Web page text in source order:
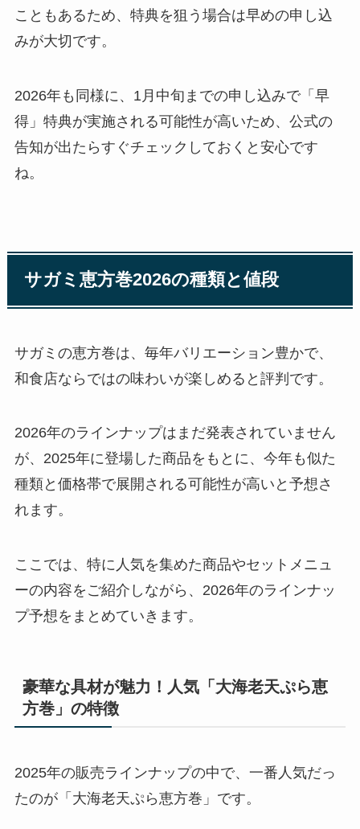
こともあるため、特典を狙う場合は早めの申し込
みが大切です。
2026年も同様に、1月中旬までの申し込みで「早
得」特典が実施される可能性が高いため、公式の
告知が出たらすぐチェックしておくと安心です
ね。
サガミ恵方巻2026の種類と値段
サガミの恵方巻は、毎年バリエーション豊かで、
和食店ならではの味わいが楽しめると評判です。
2026年のラインナップはまだ発表されていません
が、2025年に登場した商品をもとに、今年も似た
種類と価格帯で展開される可能性が高いと予想さ
れます。
ここでは、特に人気を集めた商品やセットメニュ
ーの内容をご紹介しながら、2026年のラインナッ
プ予想をまとめていきます。
豪華な具材が魅力！人気「大海老天ぷら恵
方巻」の特徴
2025年の販売ラインナップの中で、一番人気だっ
たのが「大海老天ぷら恵方巻」です。